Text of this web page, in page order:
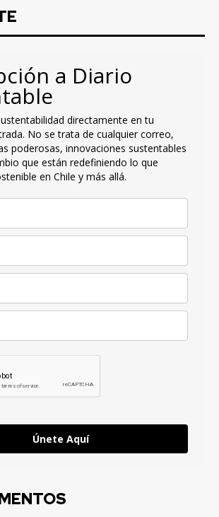
a Diario
directamente en tu
No se trata de cualquier correo,
poderosas, innovaciones sustentables
que están redefiniendo lo que
en Chile y más allá.
Únete Aquí